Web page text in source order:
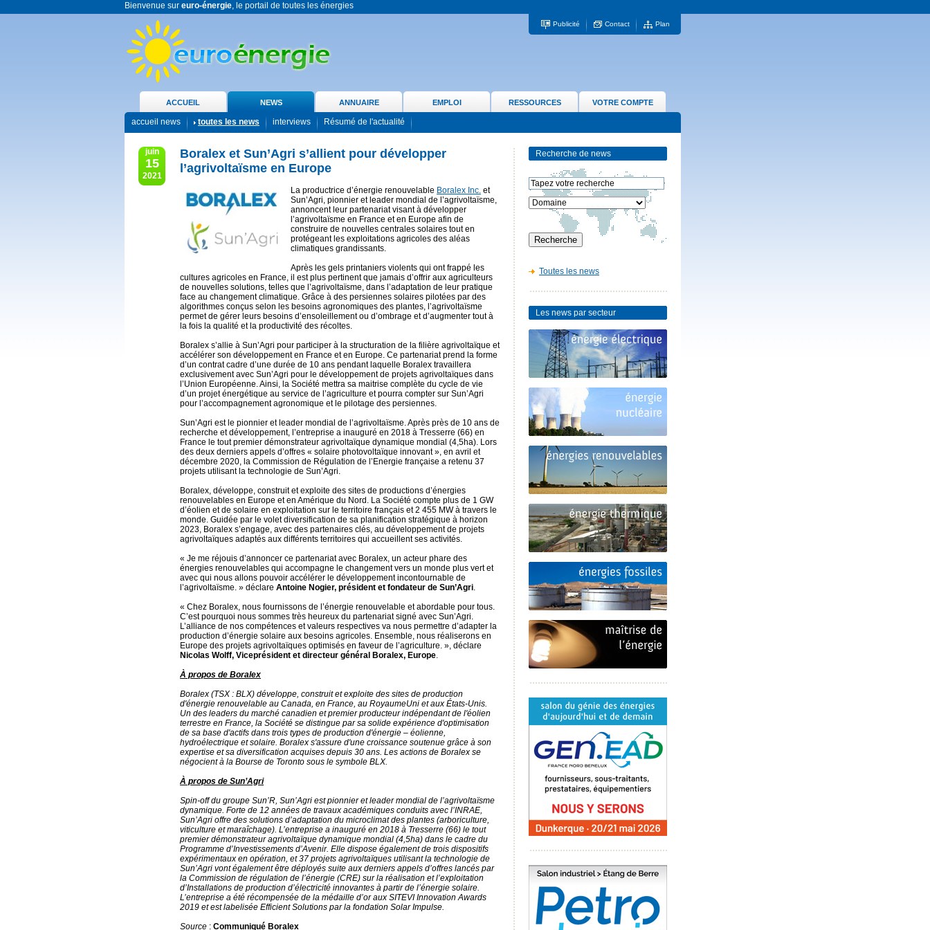
Bienvenue sur euro-énergie, le portail de toutes les énergies
Publicité Contact Plan
ACCUEIL NEWS ANNUAIRE EMPLOI RESSOURCES VOTRE COMPTE
accueil news toutes les news interviews Résumé de l'actualité
juin
15
2021
Boralex et Sun’Agri s’allient pour développer
l’agrivoltaïsme en Europe
La productrice d’énergie renouvelable Boralex Inc. et
Sun’Agri, pionnier et leader mondial de l’agrivoltaïsme,
annoncent leur partenariat visant à développer
l’agrivoltaïsme en France et en Europe afin de
construire de nouvelles centrales solaires tout en
protégeant les exploitations agricoles des aléas
climatiques grandissants.
Après les gels printaniers violents qui ont frappé les
cultures agricoles en France, il est plus pertinent que jamais d’offrir aux agriculteurs
de nouvelles solutions, telles que l’agrivoltaïsme, dans l’adaptation de leur pratique
face au changement climatique. Grâce à des persiennes solaires pilotées par des
algorithmes conçus selon les besoins agronomiques des plantes, l’agrivoltaïsme
permet de gérer leurs besoins d’ensoleillement ou d’ombrage et d’augmenter tout à
la fois la qualité et la productivité des récoltes.
Boralex s’allie à Sun’Agri pour participer à la structuration de la filière agrivoltaïque et
accélérer son développement en France et en Europe. Ce partenariat prend la forme
d’un contrat cadre d’une durée de 10 ans pendant laquelle Boralex travaillera
exclusivement avec Sun’Agri pour le développement de projets agrivoltaïques dans
l’Union Européenne. Ainsi, la Société mettra sa maitrise complète du cycle de vie
d’un projet énergétique au service de l’agriculture et pourra compter sur Sun’Agri
pour l’accompagnement agronomique et le pilotage des persiennes.
Sun’Agri est le pionnier et leader mondial de l’agrivoltaïsme. Après près de 10 ans de
recherche et développement, l’entreprise a inauguré en 2018 à Tresserre (66) en
France le tout premier démonstrateur agrivoltaïque dynamique mondial (4,5ha). Lors
des deux derniers appels d’offres « solaire photovoltaïque innovant », en avril et
décembre 2020, la Commission de Régulation de l’Energie française a retenu 37
projets utilisant la technologie de Sun’Agri.
Boralex, développe, construit et exploite des sites de productions d’énergies
renouvelables en Europe et en Amérique du Nord. La Société compte plus de 1 GW
d’éolien et de solaire en exploitation sur le territoire français et 2 455 MW à travers le
monde. Guidée par le volet diversification de sa planification stratégique à horizon
2023, Boralex s’engage, avec des partenaires clés, au développement de projets
agrivoltaïques adaptés aux différents territoires qui accueillent ses activités.
« Je me réjouis d’annoncer ce partenariat avec Boralex, un acteur phare des
énergies renouvelables qui accompagne le changement vers un monde plus vert et
avec qui nous allons pouvoir accélérer le développement incontournable de
l’agrivoltaïsme. » déclare Antoine Nogier, président et fondateur de Sun’Agri.
« Chez Boralex, nous fournissons de l’énergie renouvelable et abordable pour tous.
C’est pourquoi nous sommes très heureux du partenariat signé avec Sun’Agri.
L’alliance de nos compétences et valeurs respectives va nous permettre d’adapter la
production d’énergie solaire aux besoins agricoles. Ensemble, nous réaliserons en
Europe des projets agrivoltaïques optimisés en faveur de l’agriculture. », déclare
Nicolas Wolff, Viceprésident et directeur général Boralex, Europe.
À propos de Boralex
Boralex (TSX : BLX) développe, construit et exploite des sites de production
d'énergie renouvelable au Canada, en France, au RoyaumeUni et aux États-Unis.
Un des leaders du marché canadien et premier producteur indépendant de l'éolien
terrestre en France, la Société se distingue par sa solide expérience d'optimisation
de sa base d'actifs dans trois types de production d'énergie – éolienne,
hydroélectrique et solaire. Boralex s'assure d'une croissance soutenue grâce à son
expertise et sa diversification acquises depuis 30 ans. Les actions de Boralex se
négocient à la Bourse de Toronto sous le symbole BLX.
À propos de Sun’Agri
Spin-off du groupe Sun’R, Sun’Agri est pionnier et leader mondial de l’agrivoltaïsme
dynamique. Forte de 12 années de travaux académiques conduits avec l’INRAE,
Sun’Agri offre des solutions d’adaptation du microclimat des plantes (arboriculture,
viticulture et maraîchage). L’entreprise a inauguré en 2018 à Tresserre (66) le tout
premier démonstrateur agrivoltaïque dynamique mondial (4,5ha) dans le cadre du
Programme d’Investissements d’Avenir. Elle dispose également de trois dispositifs
expérimentaux en opération, et 37 projets agrivoltaïques utilisant la technologie de
Sun’Agri vont également être déployés suite aux derniers appels d’offres lancés par
la Commission de régulation de l’énergie (CRE) sur la réalisation et l’exploitation
d’Installations de production d’électricité innovantes à partir de l’énergie solaire.
L’entreprise a été récompensée de la médaille d’or aux SITEVI Innovation Awards
2019 et est labelisée Efficient Solutions par la fondation Solar Impulse.
Source : Communiqué Boralex
Recherche de news
Toutes les news
Les news par secteur